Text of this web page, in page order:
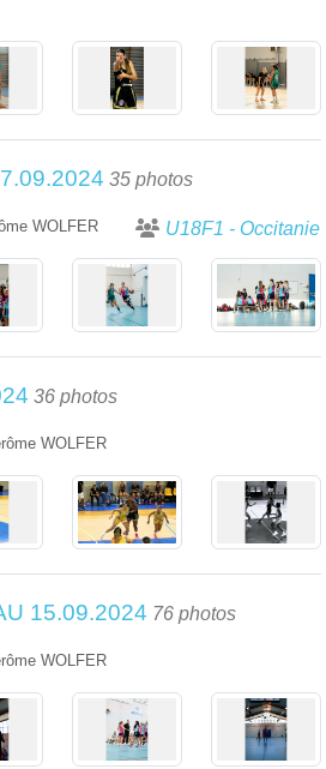
35 photos
U18F1 - Occitanie
WOLFER
36 photos
WOLFER
15.09.2024 76 photos
WOLFER